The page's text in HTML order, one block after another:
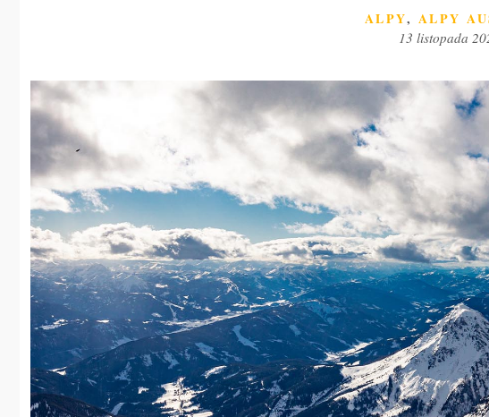
KATEGORIE
ALPY, ALPY
13 listopada